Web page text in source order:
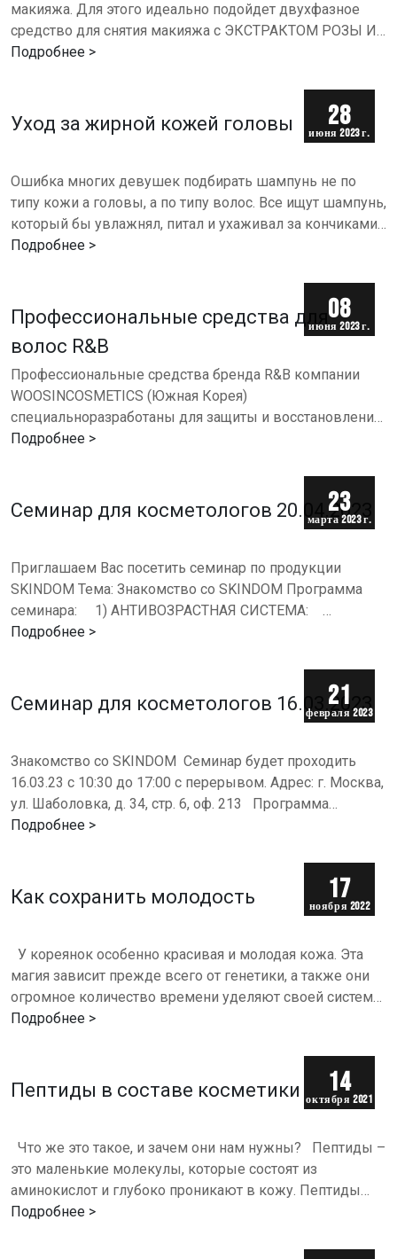
макияжа. Для этого идеально подойдет двухфазное
средство для снятия макияжа с ЭКСТРАКТОМ РОЗЫ И
ГРАНАТА. Средство тщательно удаляет даже стойкий
Подробнее >
28
июня 2023 г.
Уход за жирной кожей головы
Ошибка многих девушек подбирать шампунь не по
типу кожи а головы, а по типу волос. Все ищут шампунь,
который бы увлажнял, питал и ухаживал за кончиками
волос, но это просто не входит в его задачи. Шампунь…
Подробнее >
08
июня 2023 г.
Профессиональные средства для
волос R&B
Профессиональные средства бренда R&B компании
WOOSINCOSMETICS (Южная Корея)
специальноразработаны для защиты и восстановления
волос и ухода за кожей головы. Уникальные
Подробнее >
23
марта 2023 г.
Семинар для косметологов 20.04.2023
Приглашаем Вас посетить семинар по продукции
SKINDOM Тема: Знакомство со SKINDOM Программа
семинара: ⠀ 1) АНТИВОЗРАСТНАЯ СИСТЕМА:
-восстановление клеточного иммунитета,
Подробнее >
21
февраля 2023
Семинар для косметологов 16.03.2023
Знакомство со SKINDOM Семинар будет проходить
16.03.23 с 10:30 до 17:00 с перерывом. Адрес: г. Москва,
ул. Шаболовка, д. 34, стр. 6, оф. 213 Программа
семинара:⠀ 1) АНТИВОЗРАСТНАЯ СИСТЕМА: …
Подробнее >
17
ноября 2022
Как сохранить молодость
У кореянок особенно красивая и молодая кожа. Эта
магия зависит прежде всего от генетики, а также они
огромное количество времени уделяют своей системе
ухода, которая основывается на одном правиле -…
Подробнее >
14
октября 2021
Пептиды в составе косметики
Что же это такое, и зачем они нам нужны?⠀Пептиды –
это маленькие молекулы, которые состоят из
аминокислот и глубоко проникают в кожу. Пептиды
также присутствуют в нашем организме (волосы, кожа,
Подробнее >